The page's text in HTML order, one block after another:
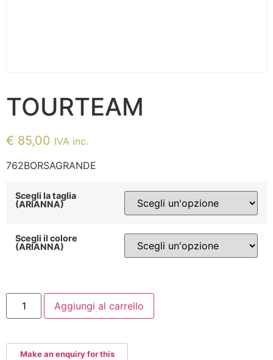
TOURTEAM
€ 85,00 IVA inc.
762BORSAGRANDE
Scegli la taglia
(ARIANNA)
Scegli il colore
(ARIANNA)
TOURTEAM
quantità
Aggiungi al carrello